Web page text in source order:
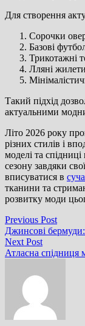
Для створення
Сорочки
Базові
Трикотажні
Лляні
Такий підхід
актуальними
Літо 2026 року
різних стилів і
моделі та
сезону завдяки
вписуватися в
тканини та
розвитку моди
Навігація
записів
Previous PostPrevious
post:
Джинсові
Next PostNext
post:
Атласна спідниця